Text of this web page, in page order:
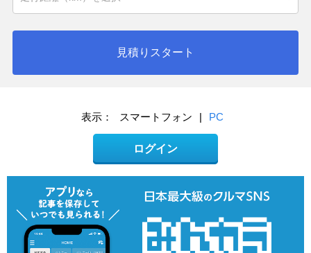
見積りスタート
表示： スマートフォン | PC
ログイン